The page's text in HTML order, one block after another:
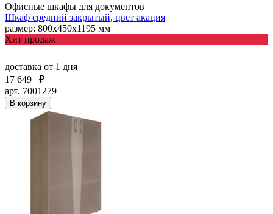
Офисные шкафы для документов
Шкаф средний закрытый, цвет акация
размер: 800х450х1195 мм
Хит продаж
доставка от 1 дня
17 649
₽
арт. 7001279
В корзину